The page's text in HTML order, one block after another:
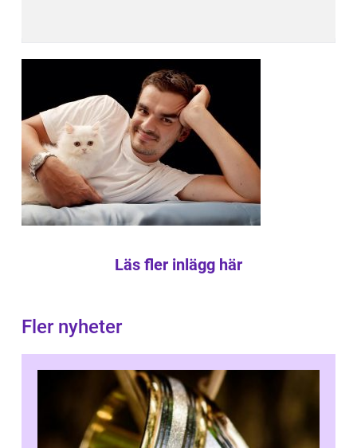
Läs fler inlägg här
Fler nyheter